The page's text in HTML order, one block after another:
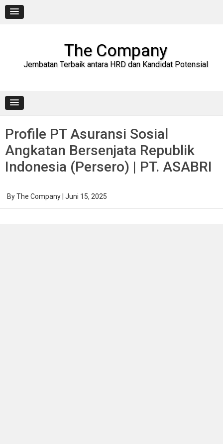
content
The Company
Jembatan Terbaik antara HRD dan Kandidat Potensial
Profile PT Asuransi Sosial
Angkatan Bersenjata Republik
Indonesia (Persero) | PT. ASABRI
ByThe Company Juni 15, 2025